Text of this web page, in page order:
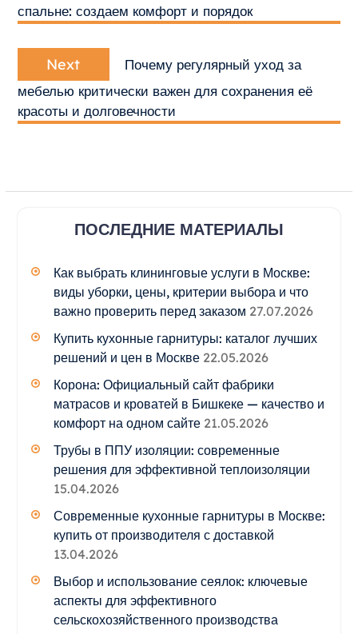
спальне: создаем комфорт и порядок
Next
post:
Почему регулярный уход за
мебелью критически важен для сохранения её
красоты и долговечности
ПОСЛЕДНИЕ МАТЕРИАЛЫ
Как выбрать клининговые услуги в Москве:
виды уборки, цены, критерии выбора и что
важно проверить перед заказом 27.07.2026
Купить кухонные гарнитуры: каталог лучших
решений и цен в Москве 22.05.2026
Корона: Официальный сайт фабрики
матрасов и кроватей в Бишкеке — качество и
комфорт на одном сайте 21.05.2026
Трубы в ППУ изоляции: современные
решения для эффективной теплоизоляции
15.04.2026
Современные кухонные гарнитуры в Москве:
купить от производителя с доставкой
13.04.2026
Выбор и использование сеялок: ключевые
аспекты для эффективного
сельскохозяйственного производства